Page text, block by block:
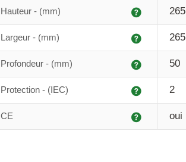
Explication
Hauteur - (mm) 265
Explication
Largeur - (mm) 265
Explication
Profondeur - (mm) 50
Explication
Protection - (IEC) 2
Explication
CE oui